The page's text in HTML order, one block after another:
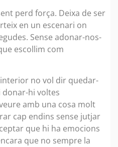
perd força. Deixa de ser
en un escenari on
Sense adonar-nos-
escollim com
no vol dir quedar-
donar-hi voltes
amb una cosa molt
cap endins sense jutjar
que hi ha emocions
que no sempre la